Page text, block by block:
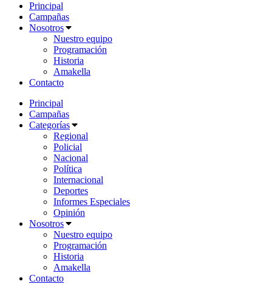
Principal
Campañas
Nosotros
Nuestro equipo
Programación
Historia
Amakella
Contacto
Principal
Campañas
Categorías
Regional
Policial
Nacional
Política
Internacional
Deportes
Informes Especiales
Opinión
Nosotros
Nuestro equipo
Programación
Historia
Amakella
Contacto